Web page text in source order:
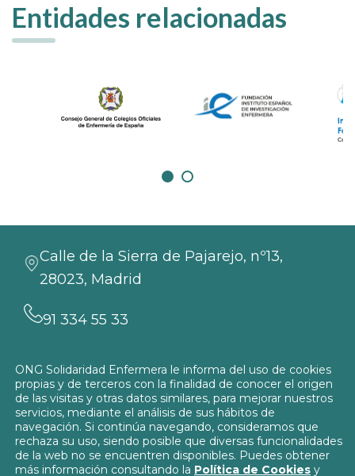
Entidades relacionadas
Calle de la Sierra de Pajarejo, nº13,
28023, Madrid
91 334 55 33
info@solidaridadenfermera.org
Contacta con nosotros
ONG Solidaridad Enfermera le informa del uso de cookies
propias y de terceros con la finalidad de conocer el origen
de las visitas y otras datos similares, para mejorar nuestros
servicios, mediante el análisis de sus hábitos de
navegación. Si continúa navegando, consideramos que
rechaza su uso, siendo posible que diversas funcionalidades
de la web no se encuentren disponibles. Puedes obtener
más información consultando la Política de Cookies y